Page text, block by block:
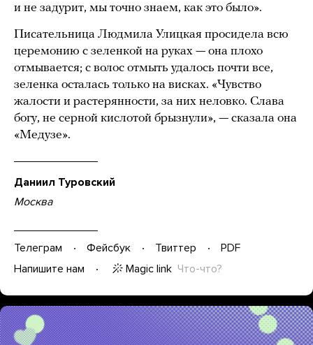
и не задурит, мы точно знаем, как это было».
Писательница Людмила Улицкая просидела всю
церемонию с зеленкой на руках — она плохо
отмывается; с волос отмыть удалось почти все,
зеленка осталась только на висках. «Чувство
жалости и растерянности, за них неловко. Слава
богу, не серной кислотой брызнули», — сказала она
«Медузе».
Даниил Туровский
Москва
Телеграм Фейсбук Твиттер
PDF
Напишите нам
Magic link Что-что?